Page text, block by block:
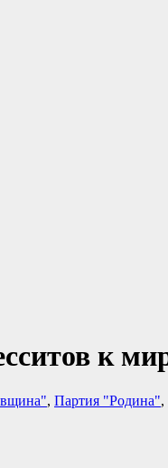
к
, Партия "Родина",